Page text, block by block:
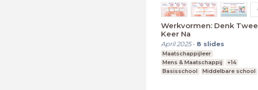
Werkvormen: Denk Twee
Keer Na
April 2025- 8 slides
Maatschappijleer
Mens & Maatschappij
+14
Basisschool
Middelbare school